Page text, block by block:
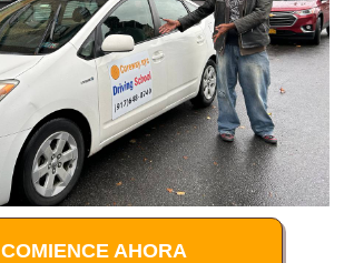
COMIENCE AHORA